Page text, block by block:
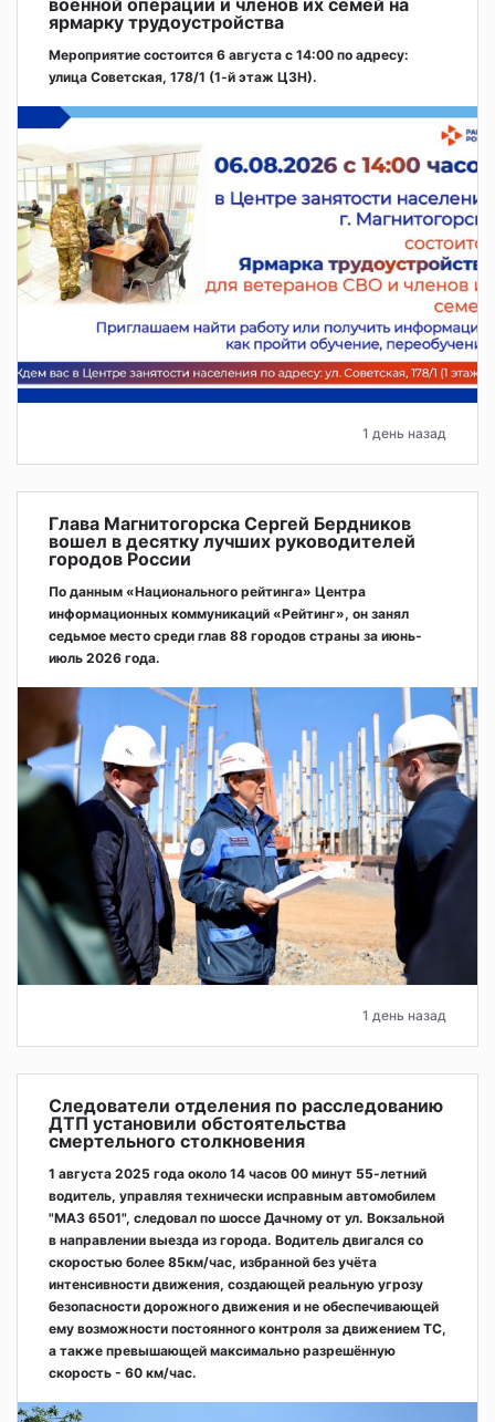
ярмарку трудоустройства
Мероприятие состоится 6 августа с 14:00 по адресу:
улица Советская, 178/1 (1‑й этаж ЦЗН).
1 день назад
Глава Магнитогорска Сергей Бердников
вошел в десятку лучших руководителей
городов России
По данным «Национального рейтинга» Центра
информационных коммуникаций «Рейтинг», он занял
седьмое место среди глав 88 городов страны за июнь-
июль 2026 года.
1 день назад
Следователи отделения по расследованию
ДТП установили обстоятельства
смертельного столкновения
1 августа 2025 года около 14 часов 00 минут 55-летний
водитель, управляя технически исправным автомобилем
"МАЗ 6501", следовал по шоссе Дачному от ул. Вокзальной
в направлении выезда из города. Водитель двигался со
скоростью более 85км/час, избранной без учёта
интенсивности движения, создающей реальную угрозу
безопасности дорожного движения и не обеспечивающей
ему возможности постоянного контроля за движением ТС,
а также превышающей максимально разрешённую
скорость - 60 км/час.